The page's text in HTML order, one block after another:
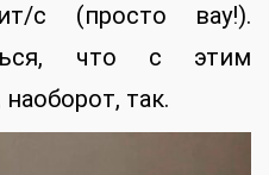
с (просто вау!).
что с этим
так.